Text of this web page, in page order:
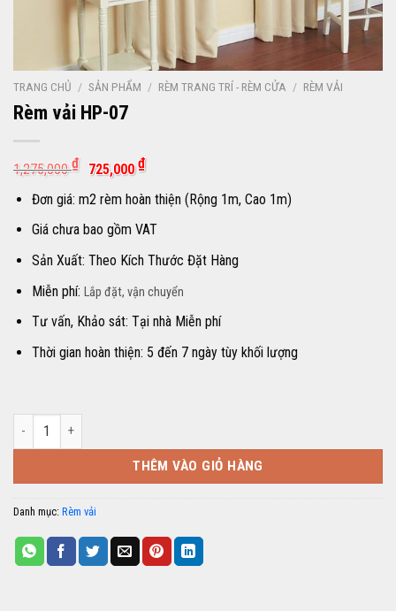
TRANG CHỦ / SẢN PHẨM / RÈM TRANG TRÍ - RÈM CỬA / RÈM VẢI
Rèm vải HP-07
1,275,000₫
Giá
gốc
là:
1,275,000 ₫.
725,000₫Giá
hiện
tại
là:
Đơn giá: m2 rèm hoàn thiện (Rộng 1m, Cao 1m)
Giá chưa bao gồm VAT
Sản Xuất: Theo Kích Thước Đặt Hàng
Miễn phí: Lắp đặt, vận chuyển
Tư vấn, Khảo sát: Tại nhà Miễn phí
Thời gian hoàn thiện: 5 đến 7 ngày tùy khối lượng
Rèm vải HP-07 số lượng
THÊM VÀO GIỎ HÀNG
Danh mục: Rèm vải